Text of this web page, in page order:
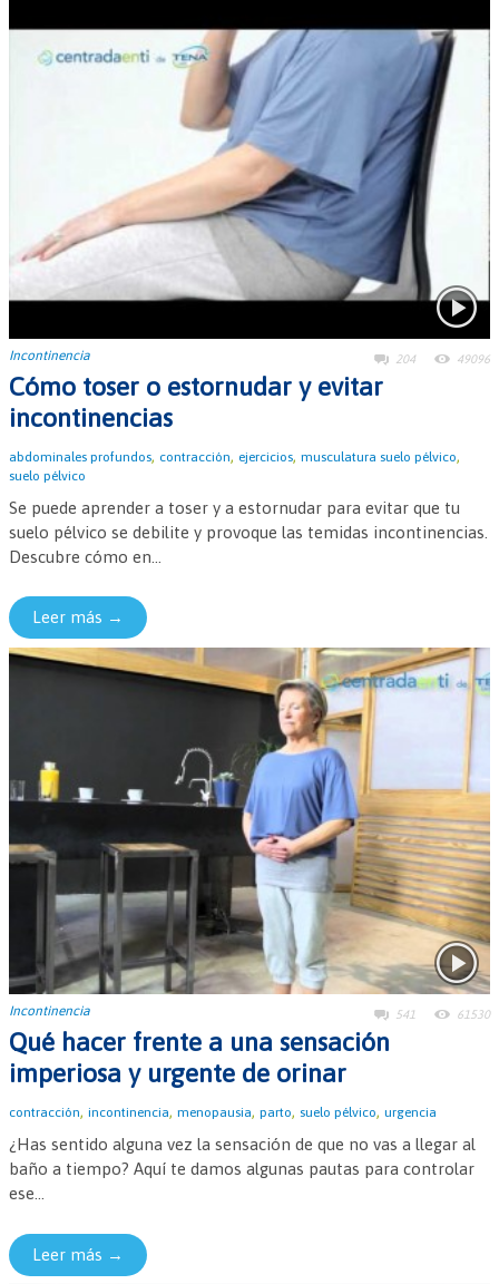
Incontinencia 204 49096
Cómo toser o estornudar y evitar
incontinencias
abdominales profundos, contracción, ejercicios, musculatura suelo pélvico,
suelo pélvico
Se puede aprender a toser y a estornudar para evitar que tu
suelo pélvico se debilite y provoque las temidas incontinencias.
Descubre cómo en...
Leer más →
Incontinencia 541 61530
Qué hacer frente a una sensación
imperiosa y urgente de orinar
contracción, incontinencia, menopausia, parto, suelo pélvico, urgencia
¿Has sentido alguna vez la sensación de que no vas a llegar al
baño a tiempo? Aquí te damos algunas pautas para controlar
ese...
Leer más →